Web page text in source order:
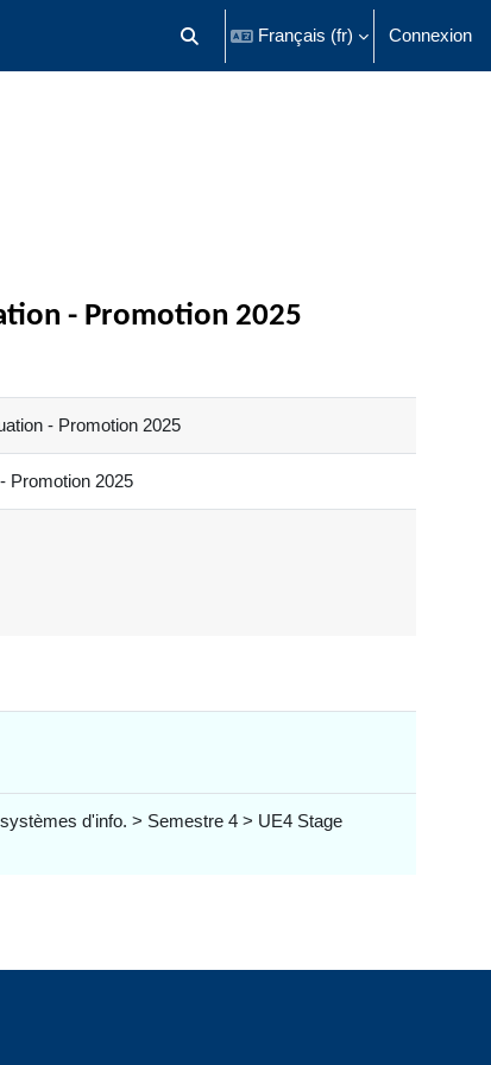
Activer/désactiver la saisie de
Français ‎(fr)‎ Connexion
- Promotion 2025
- Promotion 2025
Promotion 2025
d'info. > Semestre 4 > UE4 Stage